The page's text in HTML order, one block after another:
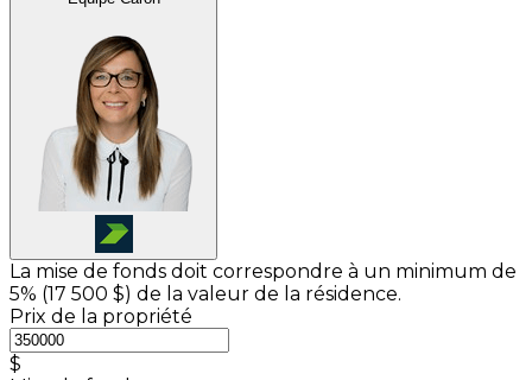
La mise de fonds doit correspondre à un minimum de
5% (17 500 $) de la valeur de la résidence.
Prix de la propriété
$